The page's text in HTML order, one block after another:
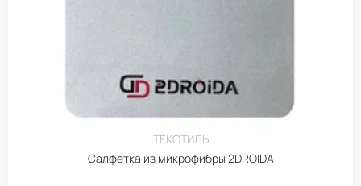
ТЕКСТИЛЬ
Салфетка из микрофибры 2DROIDA